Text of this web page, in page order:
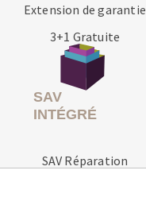
Extension de garantie
3+1 Gratuite
SAV Réparation